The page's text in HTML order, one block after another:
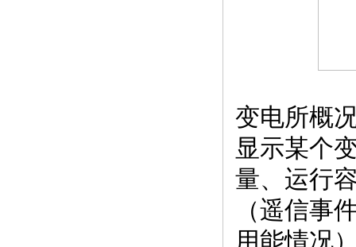
变电所概
显示某个
量、运行
（遥信事
用能情况